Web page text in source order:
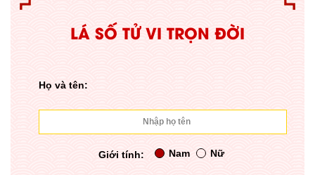
LÁ SỐ TỬ VI TRỌN ĐỜI
Họ và tên:
Giới tính: Nam Nữ